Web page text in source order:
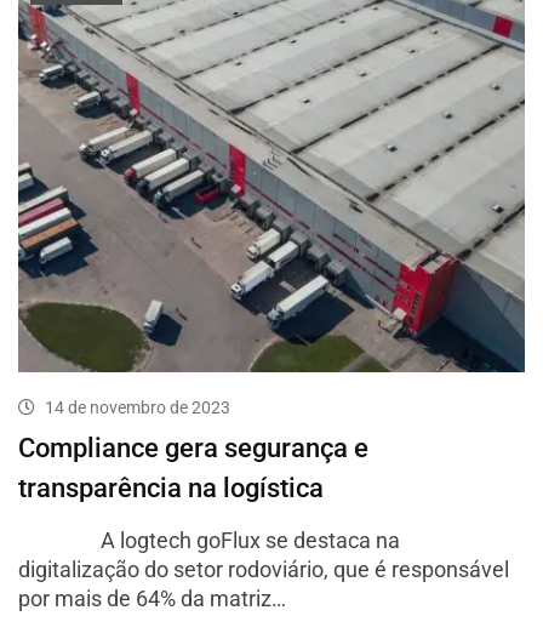
14 de novembro de 2023
Compliance gera segurança e
transparência na logística
A logtech goFlux se destaca na
digitalização do setor rodoviário, que é responsável
por mais de 64% da matriz…